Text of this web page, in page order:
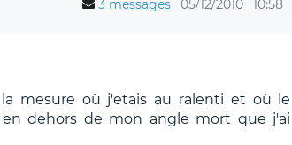
3 messages 05/12/2010 10:58
mesure où j'etais au ralenti et où le
dehors de mon angle mort que j'ai